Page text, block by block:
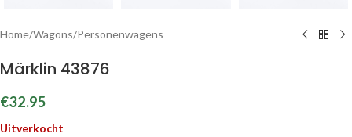
Home/Wagons/Personenwagens
Märklin 43876
€32.95
Uitverkocht